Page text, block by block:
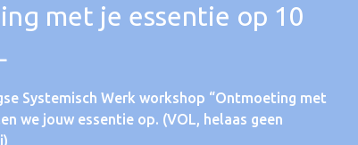
met je essentie op 10
Systemisch Werk workshop “Ontmoeting met
we jouw essentie op. (VOL, helaas geen